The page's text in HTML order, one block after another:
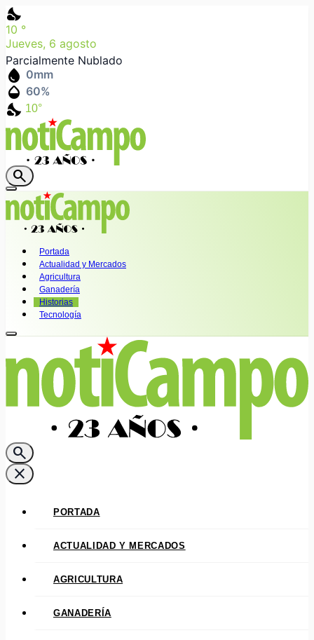
nights_stay
10 °
Jueves, 6 agosto
Parcialmente Nublado
water_drop 0mm
humidity_mid 60%
nights_stay 10°
search
Portada
Actualidad y Mercados
Agricultura
Ganadería
Historias
Tecnología
search
close
PORTADA
ACTUALIDAD Y MERCADOS
AGRICULTURA
GANADERÍA